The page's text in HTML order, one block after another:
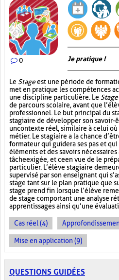
0 Je pratique !
Le Stageest une période de
met en pratique les compétences
une discipline particulière. Le Stage
de parcours scolaire, avant que
professionnel. Le but principal du
stagiaire de développer son savoir-
un contexte réel, similaire à celui
métier. Le stagiaire a la chance
formateur qui guidera ses pas et
éléments et des savoirs
tâche exigée, et ce en vue de le
particulier. L’élève stagiaire
supervisé par son enseignant qui
stage tant sur le plan pratique que
stage prend fin lorsque l’élève
de stage comportant une analyse
apprentissages ainsi qu’une
Cas réel (4)
Mise en application (9)
QUESTIONS GUIDÉES